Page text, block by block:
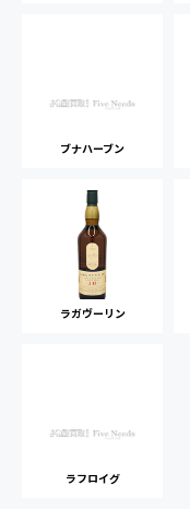
ブナハーブン
ラガヴーリン
ラフロイグ